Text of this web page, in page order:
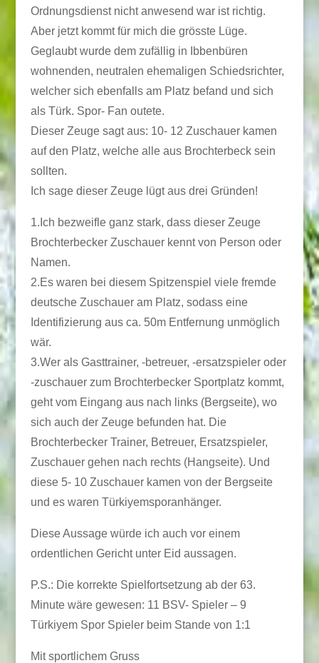
Ordnungsdienst nicht anwesend war ist richtig.
Aber jetzt kommt für mich die grösste Lüge.
Geglaubt wurde dem zufällig in Ibbenbüren
wohnenden, neutralen ehemaligen Schiedsrichter,
welcher sich ebenfalls am Platz befand und sich
als Türk. Spor- Fan outete.
Dieser Zeuge sagt aus: 10- 12 Zuschauer kamen
auf den Platz, welche alle aus Brochterbeck sein
sollten.
Ich sage dieser Zeuge lügt aus drei Gründen!
1.Ich bezweifle ganz stark, dass dieser Zeuge
Brochterbecker Zuschauer kennt von Person oder
Namen.
2.Es waren bei diesem Spitzenspiel viele fremde
deutsche Zuschauer am Platz, sodass eine
Identifizierung aus ca. 50m Entfernung unmöglich
wär.
3.Wer als Gasttrainer, -betreuer, -ersatzspieler oder
-zuschauer zum Brochterbecker Sportplatz kommt,
geht vom Eingang aus nach links (Bergseite), wo
sich auch der Zeuge befunden hat. Die
Brochterbecker Trainer, Betreuer, Ersatzspieler,
Zuschauer gehen nach rechts (Hangseite). Und
diese 5- 10 Zuschauer kamen von der Bergseite
und es waren Türkiyemsporanhänger.
Diese Aussage würde ich auch vor einem
ordentlichen Gericht unter Eid aussagen.
P.S.: Die korrekte Spielfortsetzung ab der 63.
Minute wäre gewesen: 11 BSV- Spieler – 9
Türkiyem Spor Spieler beim Stande von 1:1
Mit sportlichem Gruss